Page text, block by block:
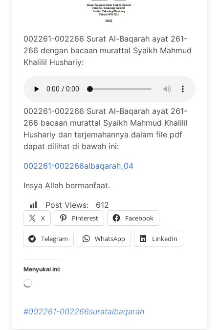
002261-002266 Surat Al-Baqarah ayat 261-
266 dengan bacaan murattal Syaikh Mahmud
Khalilil Hushariy:
002261-002266 Surat Al-Baqarah ayat 261-
266 bacaan murattal Syaikh Mahmud Khalilil
Hushariy dan terjemahannya dalam file pdf
dapat dilihat di bawah ini:
002261-002266albaqarah_04
Insya Allah bermanfaat.
Post Views:
612
X Pinterest Facebook
Telegram WhatsApp LinkedIn
Menyukai ini:
Memuat...
#002261-002266suratalbaqarah